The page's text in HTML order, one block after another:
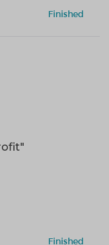
Finished
Finished